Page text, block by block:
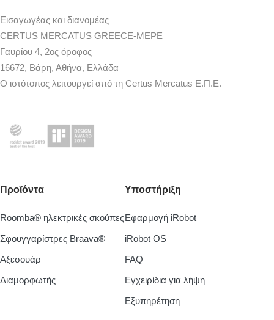
Εισαγωγέας και διανομέας
CERTUS MERCATUS GREECE-MEPE
Γαυρίου 4, 2ος όροφος
16672, Βάρη, Αθήνα, Ελλάδα
Ο ιστότοπος λειτουργεί από τη Certus Mercatus Ε.Π.Ε.
Προϊόντα
Roomba® ηλεκτρικές σκούπες
Σφουγγαρίστρες Braava®
Aξεσουάρ
Διαμορφωτής
Υποστήριξη
Εφαρμογή iRobot
iRobot OS
FAQ
Εγχειρίδια για λήψη
Εξυπηρέτηση